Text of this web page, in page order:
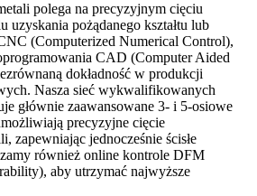
polega na precyzyjnym cięciu
uzyskania pożądanego kształtu lub
(Computerized Numerical Control),
CAD (Computer Aided
dokładność w produkcji
Nasza sieć wykwalifikowanych
głównie zaawansowane 3- i 5-osiowe
precyzyjne cięcie
zapewniając jednocześnie ścisłe
również online kontrole DFM
aby utrzymać najwyższe